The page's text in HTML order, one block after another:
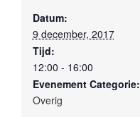
Datum:
9 december, 2017
Tijd:
12:00 - 16:00
Evenement Categorie:
Overig